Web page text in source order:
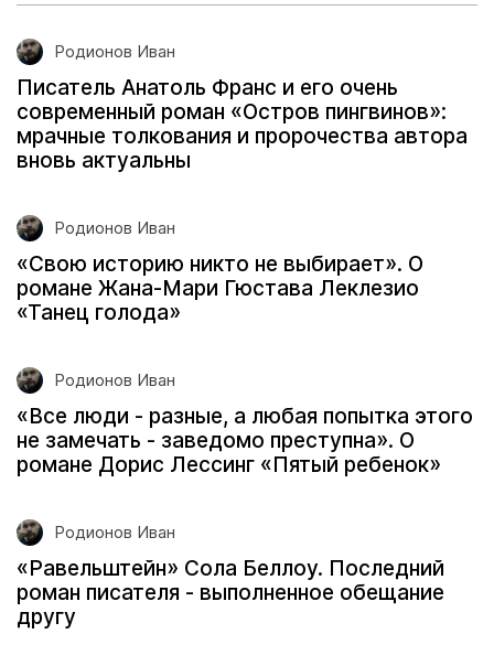
Родионов Иван
Писатель Анатоль Франс и его очень
современный роман «Остров пингвинов»:
мрачные толкования и пророчества автора
вновь актуальны
Родионов Иван
«Свою историю никто не выбирает». О
романе Жана-Мари Гюстава Леклезио
«Танец голода»
Родионов Иван
«Все люди - разные, а любая попытка этого
не замечать - заведомо преступна». О
романе Дорис Лессинг «Пятый ребенок»
Родионов Иван
«Равельштейн» Сола Беллоу. Последний
роман писателя - выполненное обещание
другу